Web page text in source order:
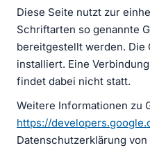
Diese Seite nutzt zur
Schriftarten so genannte
bereitgestellt werden. Die
installiert. Eine
findet dabei nicht statt.
Weitere Informationen zu
https://
Datenschutzerklärung von